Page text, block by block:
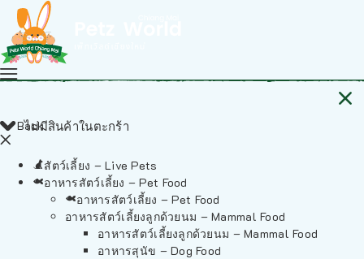
ไม่มีสินค้าในตะกร้า
Back
สัตว์เลี้ยง – Live Pets
อาหารสัตว์เลี้ยง – Pet Food
อาหารสัตว์เลี้ยง – Pet Food
อาหารสัตว์เลี้ยงลูกด้วยนม – Mammal Food
อาหารสัตว์เลี้ยงลูกด้วยนม – Mammal Food
อาหารสุนัข – Dog Food